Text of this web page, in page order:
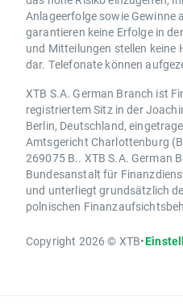
Anlageerfolge sowie Gewinne
garantieren keine Erfolge in
und Mitteilungen stellen keine
dar. Telefonate können
XTB S.A. German Branch ist
registriertem Sitz in der
Berlin, Deutschland,
Amtsgericht Charlottenburg
269075 B.. XTB S.A. German
Bundesanstalt für
und unterliegt grundsätzlich
polnischen
Copyright 2026 © XTB•